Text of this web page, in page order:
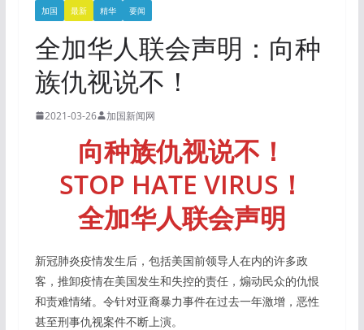
加国 最新 精华 要闻
全加华人联会声明：向种
族仇视说不！
2021-03-26 加国新闻网
向种族仇视说不！
STOP HATE VIRUS！
全加华人联会声明
新冠肺炎疫情发生后，包括美国前领导人在内的许多政
客，推卸疫情在美国发生和失控的责任，煽动民众的仇恨
和责难情绪。令针对亚裔暴力事件在过去一年激增，恶性
甚至刑事仇视案件不断上演。